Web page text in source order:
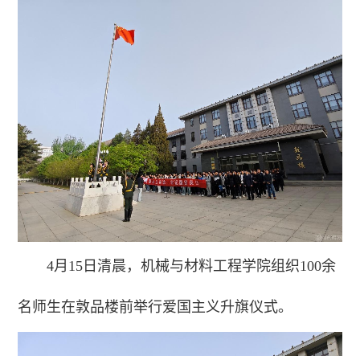
4月15日清晨，机械与材料工程学院组织100余
名师生在敦品楼前举行爱国主义升旗仪式。